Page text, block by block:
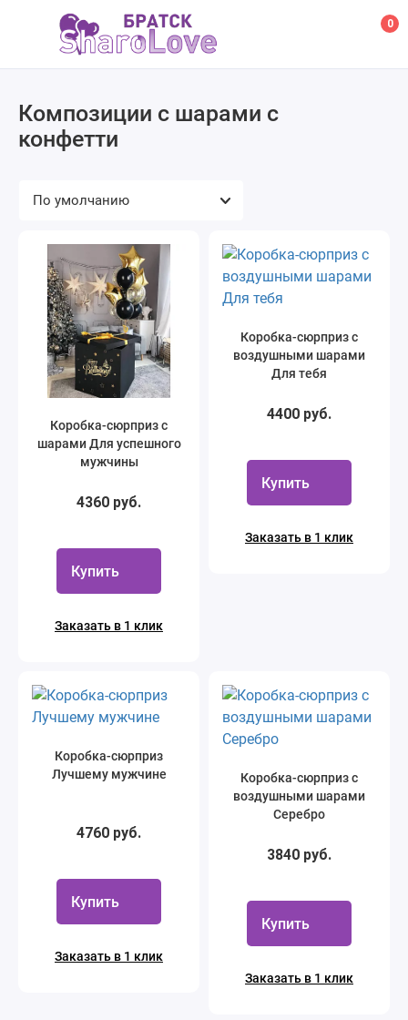
0
Композиции с шарами с
конфетти
Коробка-сюрприз с
шарами Для успешного
мужчины
4360 руб.
Купить
Заказать в 1 клик
Коробка-сюрприз с
воздушными шарами
Для тебя
4400 руб.
Купить
Заказать в 1 клик
Коробка-сюрприз
Лучшему мужчине
4760 руб.
Купить
Заказать в 1 клик
Коробка-сюрприз с
воздушными шарами
Серебро
3840 руб.
Купить
Заказать в 1 клик